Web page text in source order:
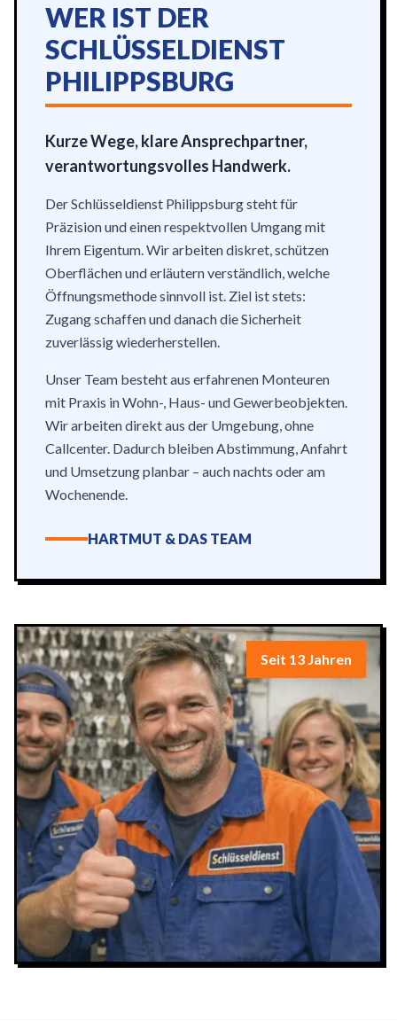
WER IST DER
SCHLÜSSELDIENST
PHILIPPSBURG
Kurze Wege, klare Ansprechpartner,
verantwortungsvolles Handwerk.
Der Schlüsseldienst Philippsburg steht für
Präzision und einen respektvollen Umgang mit
Ihrem Eigentum. Wir arbeiten diskret, schützen
Oberflächen und erläutern verständlich, welche
Öffnungsmethode sinnvoll ist. Ziel ist stets:
Zugang schaffen und danach die Sicherheit
zuverlässig wiederherstellen.
Unser Team besteht aus erfahrenen Monteuren
mit Praxis in Wohn-, Haus- und Gewerbeobjekten.
Wir arbeiten direkt aus der Umgebung, ohne
Callcenter. Dadurch bleiben Abstimmung, Anfahrt
und Umsetzung planbar – auch nachts oder am
Wochenende.
HARTMUT & DAS TEAM
Seit 13 Jahren